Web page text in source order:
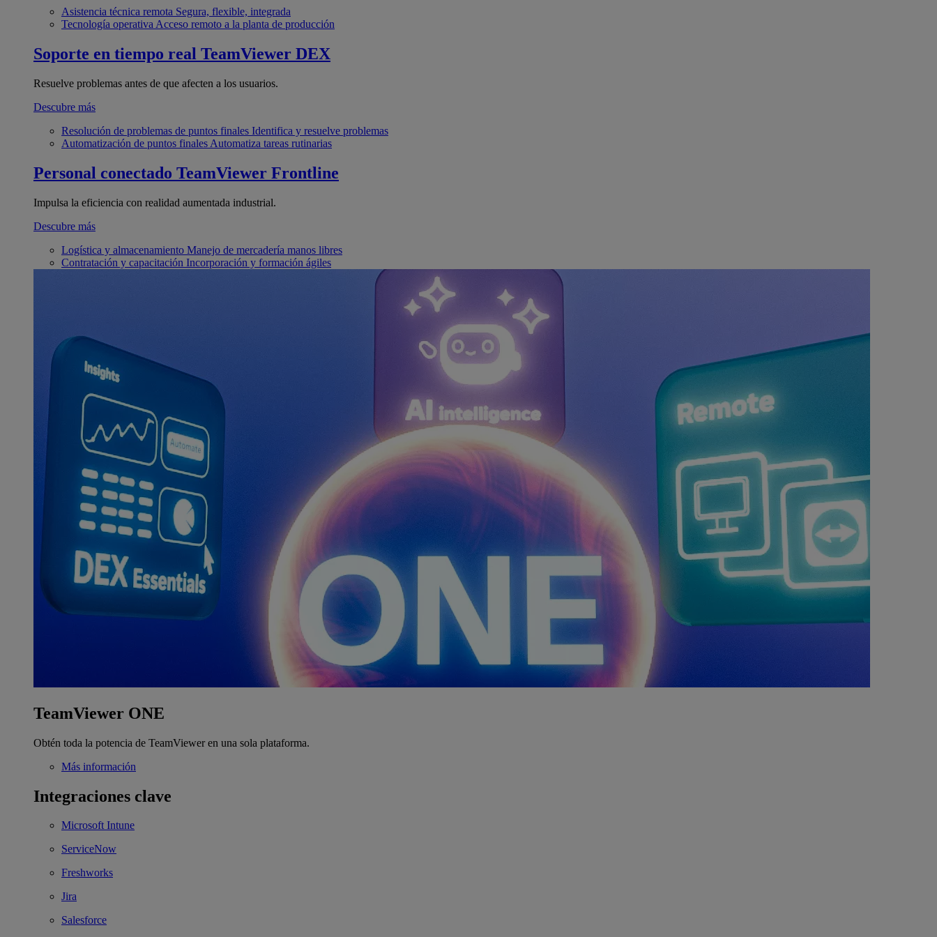
Asistencia técnica remota Segura, flexible, integrada
Tecnología operativa Acceso remoto a la planta de producción
Soporte en tiempo real TeamViewer DEX
Resuelve problemas antes de que afecten a los usuarios.
Descubre más
Resolución de problemas de puntos finales Identifica y resuelve problemas
Automatización de puntos finales Automatiza tareas rutinarias
Personal conectado TeamViewer Frontline
Impulsa la eficiencia con realidad aumentada industrial.
Descubre más
Logística y almacenamiento Manejo de mercadería manos libres
Contratación y capacitación Incorporación y formación ágiles
TeamViewer ONE
Obtén toda la potencia de TeamViewer en una sola plataforma.
Más información
Integraciones clave
Microsoft Intune
ServiceNow
Freshworks
Jira
Salesforce